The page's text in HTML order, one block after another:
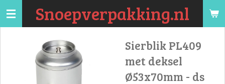
Ga
hoofdinhoud
Snoepverpakking.nl
Sierblik PL409
met deksel
Ø53x70mm - ds